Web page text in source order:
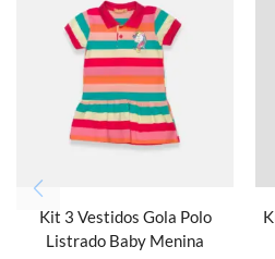
Kit 3 Vestidos Gola Polo
Listrado Baby Menina